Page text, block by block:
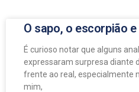
O sapo, o escorpião
É curioso notar que alguns
expressaram surpresa diante
frente ao real, especialmente
mim,